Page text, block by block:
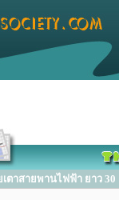
ตาสายพานไฟฟ้า ยาว 30